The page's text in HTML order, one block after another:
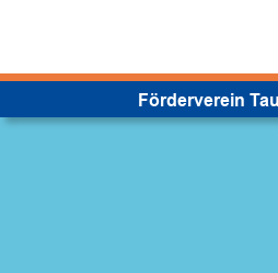
Förderverein